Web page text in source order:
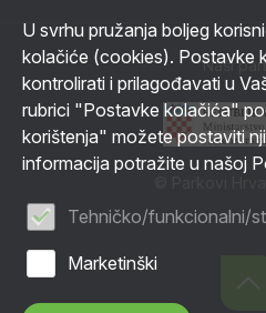
Naši
U svrhu pružanja boljeg
kolačiće (cookies). Postavke
kontrolirati i prilagođavati u
rubrici "Postavke kolačića"
korištenja" možete postaviti
informacija potražite u našoj
Tehničko/funkcionalni/
Marketinški